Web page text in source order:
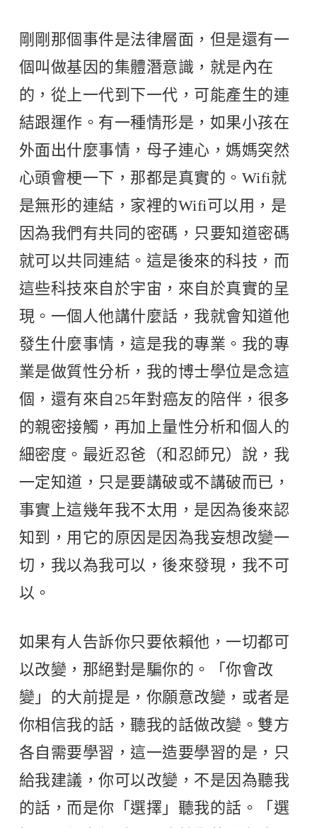
剛剛那個事件是法律層面，但是還有一
個叫做基因的集體潛意識，就是內在
的，從上一代到下一代，可能產生的連
結跟運作。有一種情形是，如果小孩在
外面出什麼事情，母子連心，媽媽突然
心頭會梗一下，那都是真實的。Wifi就
是無形的連結，家裡的Wifi可以用，是
因為我們有共同的密碼，只要知道密碼
就可以共同連結。這是後來的科技，而
這些科技來自於宇宙，來自於真實的呈
現。一個人他講什麼話，我就會知道他
發生什麼事情，這是我的專業。我的專
業是做質性分析，我的博士學位是念這
個，還有來自25年對癌友的陪伴，很多
的親密接觸，再加上量性分析和個人的
細密度。最近忍爸（和忍師兄）說，我
一定知道，只是要講破或不講破而已，
事實上這幾年我不太用，是因為後來認
知到，用它的原因是因為我妄想改變一
切，我以為我可以，後來發現，我不可
以。
如果有人告訴你只要依賴他，一切都可
以改變，那絕對是騙你的。「你會改
變」的大前提是，你願意改變，或者是
你相信我的話，聽我的話做改變。雙方
各自需要學習，這一造要學習的是，只
給我建議，你可以改變，不是因為聽我
的話，而是你「選擇」聽我的話。「選